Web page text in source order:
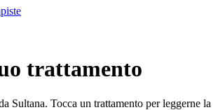
trattamento
Sultana. Tocca un trattamento per leggerne la